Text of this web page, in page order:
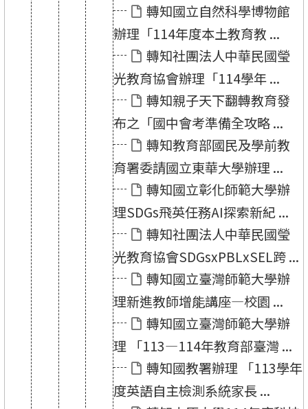
轉知國立自然科學博物館
辦理「114年度本土教育教 ...
轉知社團法人中華民國瑩
光教育協會辦理「114學年 ...
轉知親子天下翻轉教育發
布之「國中會考準備全攻略 ...
轉知教育部國民及學前教
育署委請國立東華大學辦理 ...
轉知國立彰化師範大學辦
理SDGs飛英任務AI探索新紀 ...
轉知社團法人中華民國瑩
光教育協會SDGsxPBLxSEL跨 ...
轉知國立臺灣師範大學辦
理新進教師增能講座—校園 ...
轉知國立臺灣師範大學辦
理 「113—114年教育部臺灣 ...
轉知國教署辦理 「113學年
度英語自主檢測系統家長 ...